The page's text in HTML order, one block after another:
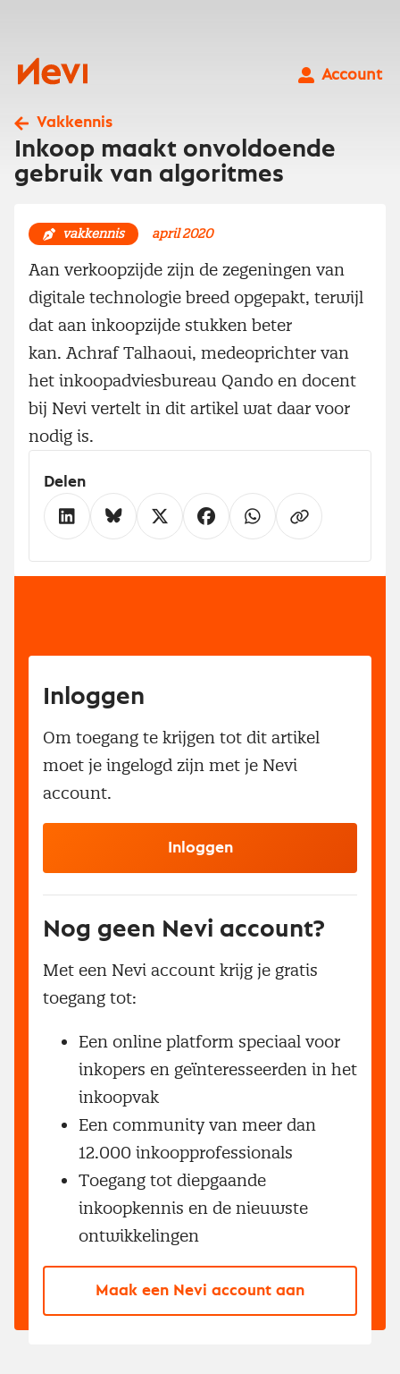
Nevi
Account
Vakkennis
Inkoop maakt onvoldoende
gebruik van algoritmes
vakkennis april 2020
Aan verkoopzijde zijn de zegeningen van
digitale technologie breed opgepakt, terwijl
dat aan inkoopzijde stukken beter
kan. Achraf Talhaoui, medeoprichter van
het inkoopadviesbureau Qando en docent
bij Nevi vertelt in dit artikel wat daar voor
nodig is.
Delen
Inloggen
Om toegang te krijgen tot dit artikel
moet je ingelogd zijn met je Nevi
account.
Inloggen
Nog geen Nevi account?
Met een Nevi account krijg je gratis
toegang tot:
Een online platform speciaal voor
inkopers en geïnteresseerden in het
inkoopvak
Een community van meer dan
12.000 inkoopprofessionals
Toegang tot diepgaande
inkoopkennis en de nieuwste
ontwikkelingen
Maak een Nevi account aan